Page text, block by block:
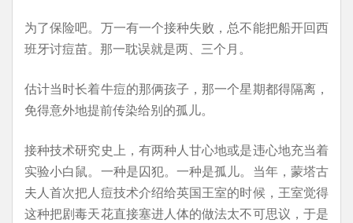
为了保险吧。万一有一个接种失败，总不能把船开回西
班牙讨痘苗。那一耽误就是两、三个月。
估计当时长着牛痘的那俩孩子，那一个星期都得隔离，
免得意外地提前传染给别的孤儿。
接种技术研究史上，有两种人甘心地或是违心地充当着
实验小白鼠。一种是囚犯。一种是孤儿。当年，蒙塔古
夫人首次把人痘技术介绍给英国王室的时候，王室觉得
这种把剧毒天花直接塞进人体的做法太不可思议，于是